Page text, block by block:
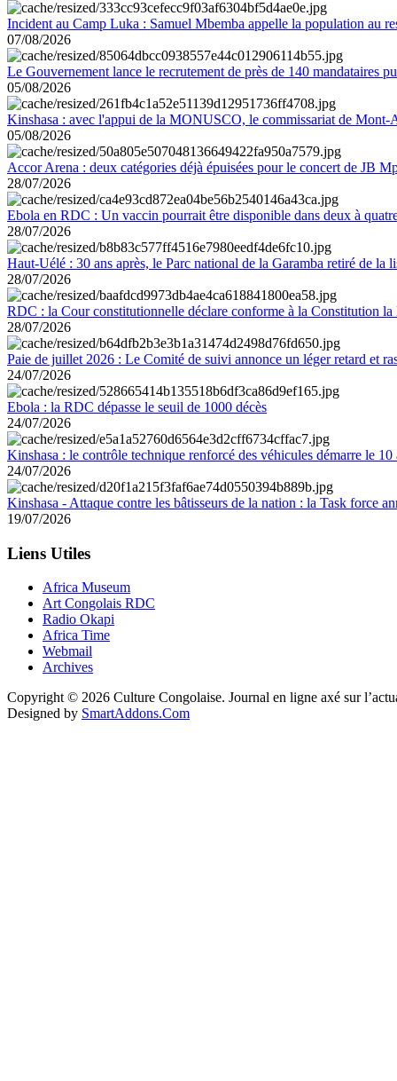
Incident au Camp Luka : Samuel Mbemba appelle la population au
07/08/2026
Le Gouvernement lance le recrutement de près de 140 mandataires
05/08/2026
Kinshasa : avec l'appui de la MONUSCO, le commissariat de Mont-
05/08/2026
Accor Arena : deux catégories déjà épuisées pour le concert de JB
28/07/2026
Ebola en RDC : Un vaccin pourrait être disponible dans deux à
28/07/2026
Haut-Uélé : 30 ans après, le Parc national de la Garamba retiré de la
28/07/2026
RDC : la Cour constitutionnelle déclare conforme à la Constitution la
28/07/2026
Paie de juillet 2026 : Le Comité de suivi annonce un léger retard et
24/07/2026
Ebola : la RDC dépasse le seuil de 1000 décès
24/07/2026
Kinshasa : le contrôle technique renforcé des véhicules démarre le 10
24/07/2026
Kinshasa - Attaque contre les bâtisseurs de la nation : la Task force
19/07/2026
Liens Utiles
Africa Museum
Art Congolais RDC
Radio Okapi
Africa Time
Webmail
Archives
Copyright © 2026 Culture Congolaise. Journal en ligne axé sur
Designed by SmartAddons.Com